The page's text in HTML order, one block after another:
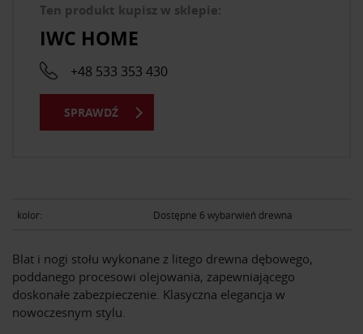
kolor: Dostępne 6 wybarwień drewna
Blat i nogi stołu wykonane z litego drewna dębowego,
poddanego procesowi olejowania, zapewniającego
doskonałe zabezpieczenie. Klasyczna elegancja w
nowoczesnym stylu.
Ten produkt kupisz w sklepie:
IWC HOME
+48 533 353 430
SPRAWDŹ